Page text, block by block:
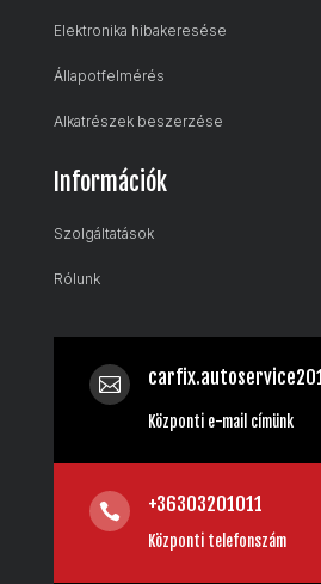
Elektronika hibakeresése
Állapotfelmérés
Alkatrészek beszerzése
Információk
Szolgáltatások
Rólunk

Központi e-mail címünk
 +36303201011
Központi telefonszám